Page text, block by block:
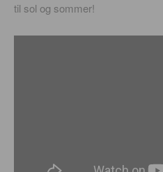
til sol og sommer!